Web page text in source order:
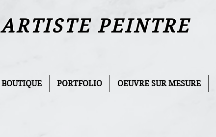
ARTISTE PEINTRE
BOUTIQUE PORTFOLIO OEUVRE SUR MESURE